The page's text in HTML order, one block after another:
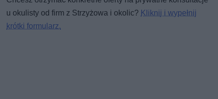
u okulisty od firm z Strzyżowa i okolic? Kliknij i wypełnij
krótki formularz.